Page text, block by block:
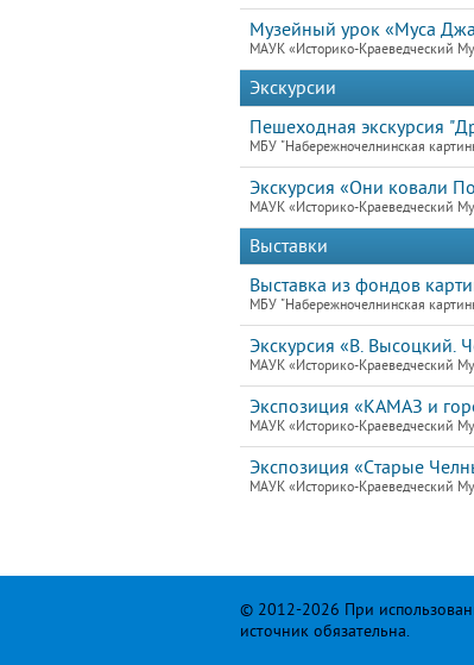
Музейный урок «Муса
МАУК «Историко-Краеведческий
Экскурсии
Пешеходная экскурсия
МБУ "Набережночелнинская
Экскурсия «Они ковали
МАУК «Историко-Краеведческий
Выставки
Выставка из фондов
МБУ "Набережночелнинская
Экскурсия «В. Высоцкий.
МАУК «Историко-Краеведческий
Экспозиция «КАМАЗ и
МАУК «Историко-Краеведческий
Экспозиция «Старые
МАУК «Историко-Краеведческий
© 2012-2026 При
источник обязательна.